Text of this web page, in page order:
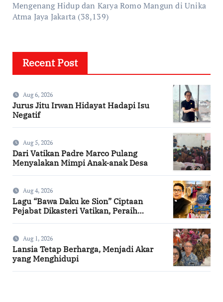
Mengenang Hidup dan Karya Romo Mangun di Unika
Atma Jaya Jakarta (38,139)
Recent Post
Aug 6, 2026
Jurus Jitu Irwan Hidayat Hadapi Isu
Negatif
Aug 5, 2026
Dari Vatikan Padre Marco Pulang
Menyalakan Mimpi Anak-anak Desa
Aug 4, 2026
Lagu “Bawa Daku ke Sion” Ciptaan
Pejabat Dikasteri Vatikan, Peraih
Aug 1, 2026
Lansia Tetap Berharga, Menjadi Akar
yang Menghidupi